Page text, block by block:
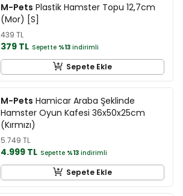
M-Pets Plastik Hamster Topu 12,7cm
(Mor) [S]
439 TL
379 TL Sepette %13 indirimli
Sepete Ekle
M-Pets Hamicar Araba Şeklinde
Hamster Oyun Kafesi 36x50x25cm
(Kırmızı)
5.749 TL
4.999 TL Sepette %13 indirimli
Sepete Ekle